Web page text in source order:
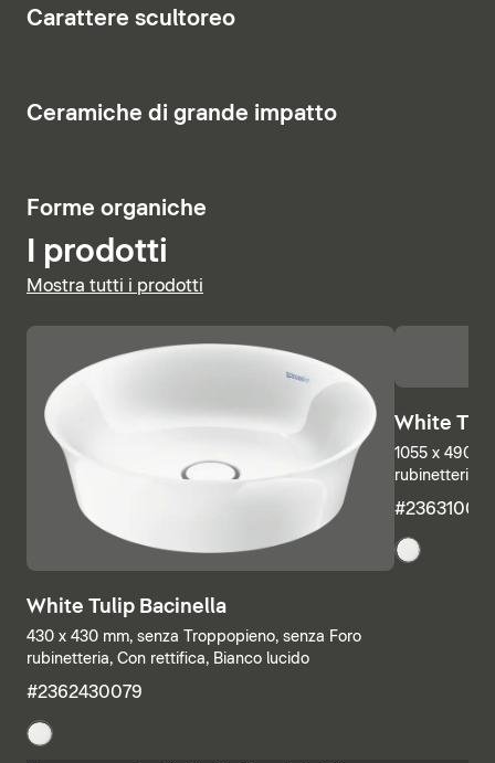
Visualizza le basi sottolavabo
costituisce un elemento di richiamo visivo.
8
Carattere scultoreo
6
Ceramiche di grande impatto
5
Forme organiche
I prodotti
Mostra tutti i prodotti
White Tulip Bacinella
430 x 430 mm, senza Troppopieno, senza Foro
rubinetteria, Con rettifica, Bianco lucido
#2362430079
White
1055 x 490
rubinetteria,